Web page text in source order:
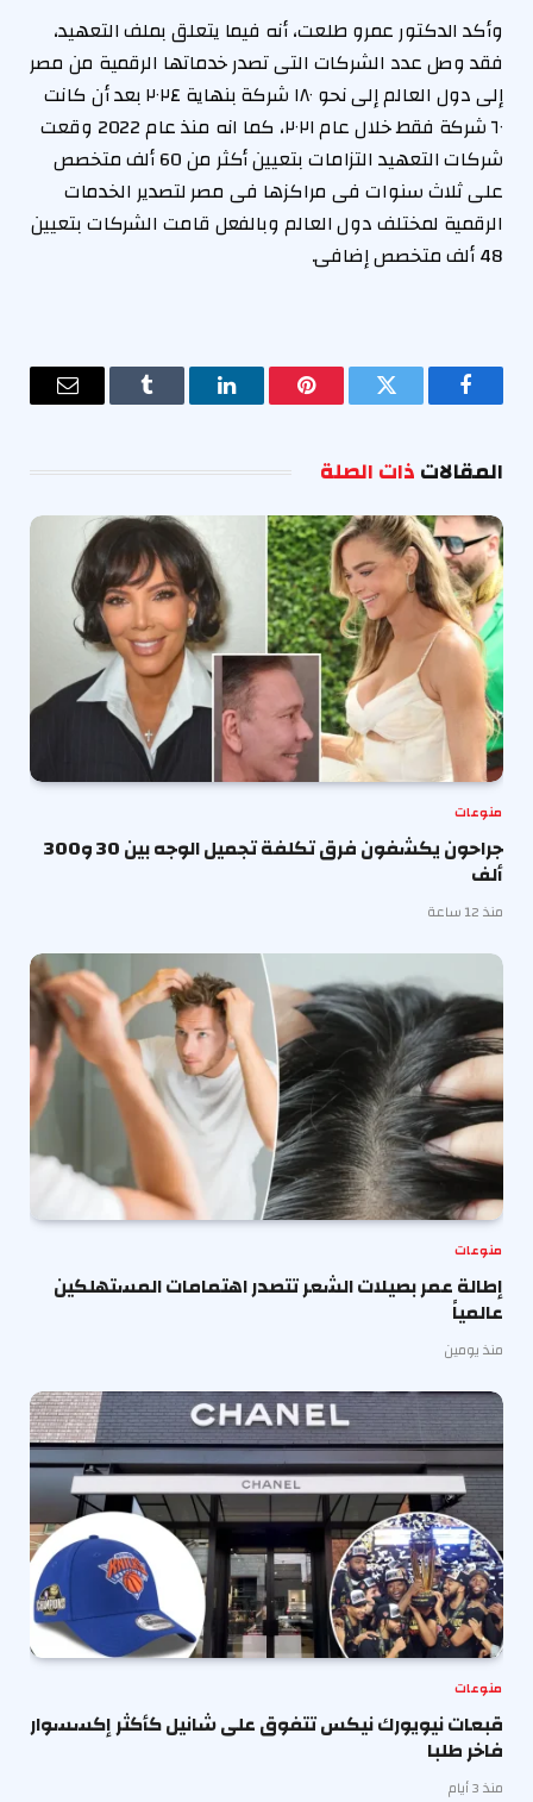
وأكد الدكتور عمرو طلعت، أنه فيما يتعلق بملف التعهيد،
فقد وصل عدد الشركات التى تصدر خدماتها الرقمية من مصر
إلى دول العالم إلى نحو ١٨٠ شركة بنهاية ٢٠٢٤ بعد أن كانت
٦٠ شركة فقط خلال عام ٢٠٢١، كما انه منذ عام 2022 وقعت
شركات التعهيد التزامات بتعيين أكثر من 60 ألف متخصص
على ثلاث سنوات فى مراكزها فى مصر لتصدير الخدمات
الرقمية لمختلف دول العالم وبالفعل قامت الشركات بتعيين
48 ألف متخصص إضافى.
فيسبوك تويتر بينتيريستلينكدإن Tumblr
البريد
المقالاتذات الصلة
منوعات
جراحون يكشفون فرق تكلفة تجميل الوجه بين 30 و300
ألف
منذ 12 ساعة
منوعات
إطالة عمر بصيلات الشعر تتصدر اهتمامات المستهلكين
عالمياً
منذ يومين
منوعات
قبعات نيويورك نيكس تتفوق على شانيل كأكثر إكسسوار
فاخر طلبا
منذ 3 أيام